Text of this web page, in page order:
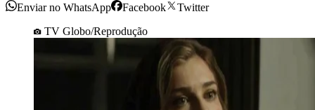
Enviar no WhatsApp Facebook
Twitter
TV Globo/Reprodução